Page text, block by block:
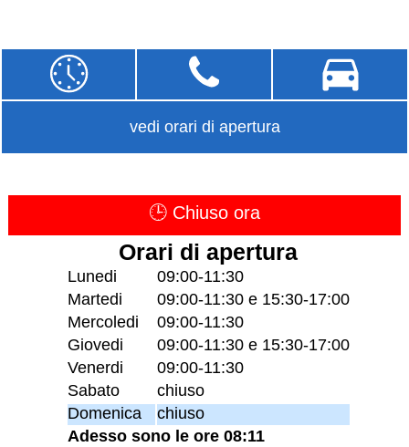
vedi orari di apertura
🕒 Chiuso ora
Orari di apertura
Lunedi
09:00-11:30
Martedi
09:00-11:30 e 15:30-17:00
Mercoledi
09:00-11:30
Giovedi
09:00-11:30 e 15:30-17:00
Venerdi
09:00-11:30
Sabato
chiuso
Domenica
chiuso
Adesso sono le ore 08:11